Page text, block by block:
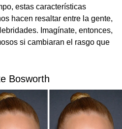
estas características
hacen resaltar entre la gente,
Imagínate, entonces,
si cambiaran el rasgo que
Bosworth